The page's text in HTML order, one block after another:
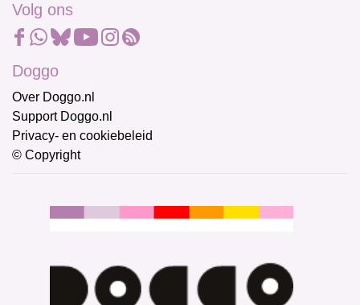
Volg ons
Doggo
Over Doggo.nl
Support Doggo.nl
Privacy- en cookiebeleid
© Copyright